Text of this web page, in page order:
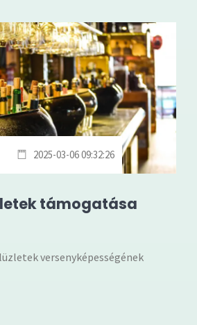
2025-03-06 09:32:26
támogatása
versenyképességének